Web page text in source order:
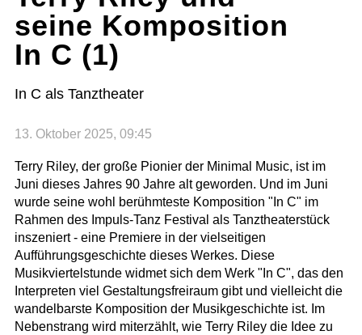
seine Komposition
In C (1)
In C als Tanztheater
13. Oktober 2025, 09:45
Terry Riley, der große Pionier der Minimal Music, ist im
Juni dieses Jahres 90 Jahre alt geworden. Und im Juni
wurde seine wohl berühmteste Komposition "In C" im
Rahmen des Impuls-Tanz Festival als Tanztheaterstück
inszeniert - eine Premiere in der vielseitigen
Aufführungsgeschichte dieses Werkes. Diese
Musikviertelstunde widmet sich dem Werk "In C", das den
Interpreten viel Gestaltungsfreiraum gibt und vielleicht die
wandelbarste Komposition der Musikgeschichte ist. Im
Nebenstrang wird miterzählt, wie Terry Riley die Idee zu